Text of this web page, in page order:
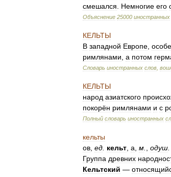
смешался
Немногие его
Объяснение 25000 иностранных
КЕЛЬТЫ
В западной Европе
римлянами а потом
Словарь иностранных слов
КЕЛЬТЫ
народ азиатского
покорён римлянами и с
Полный словарь иностранных
кельты
ов ед кельт а м одуш
Группа древних
Кельтский —